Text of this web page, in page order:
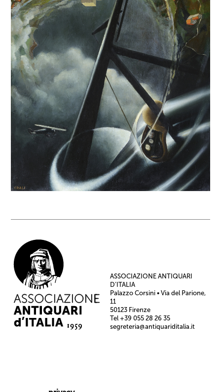
ASSOCIAZIONE ANTIQUARI
D’ITALIA
Palazzo Corsini • Via del Parione,
11
50123 Firenze
Tel +39 055 28 26 35
segreteria@antiquariditalia.it